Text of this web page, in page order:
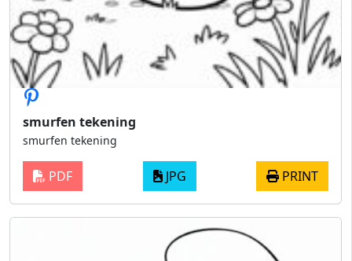
smurfen tekening
smurfen tekening
PDF JPG PRINT